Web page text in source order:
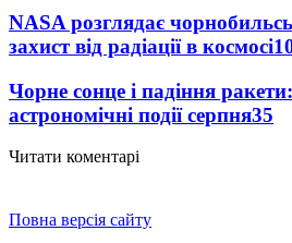
NASA розглядає
захист від радіації в космосі
Чорне сонце і падіння
астрономічні події серпня35
Читати коментарі
Повна версія сайту